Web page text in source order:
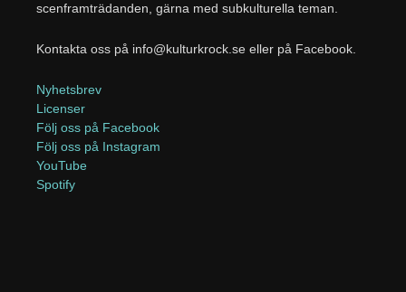
scenframträdanden, gärna med subkulturella teman.
Kontakta oss på info@kulturkrock.se eller på Facebook.
Nyhetsbrev
Licenser
Följ oss på Facebook
Följ oss på Instagram
YouTube
Spotify